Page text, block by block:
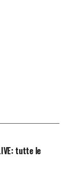
tutte le